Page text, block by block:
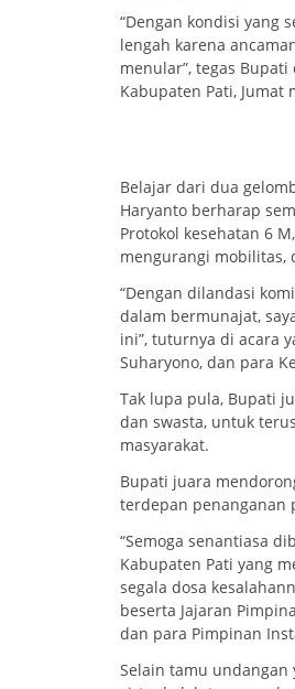
“Dengan kondisi yang
lengah karena
menular”, tegas
Kabupaten Pati, Jumat
Belajar dari dua
Haryanto berharap
Protokol kesehatan 6
mengurangi mobilitas,
“Dengan dilandasi
dalam bermunajat,
ini”, tuturnya di acara
Suharyono, dan para
Tak lupa pula, Bupati
dan swasta, untuk
masyarakat.
Bupati juara
terdepan penanganan
“Semoga senantiasa
Kabupaten Pati yang
segala dosa
beserta Jajaran
dan para Pimpinan
Selain tamu undangan